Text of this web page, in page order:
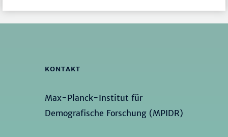
KONTAKT
Max-Planck-Institut für
Demografische Forschung (MPIDR)